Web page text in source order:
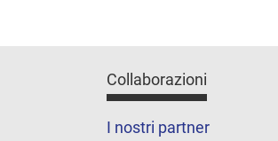
Collaborazioni
I nostri partner